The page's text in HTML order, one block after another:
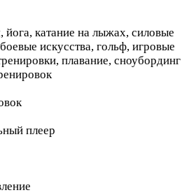
йога, катание на лыжах, силовые
искусства, гольф, игровые
плавание, сноубординг
плеер